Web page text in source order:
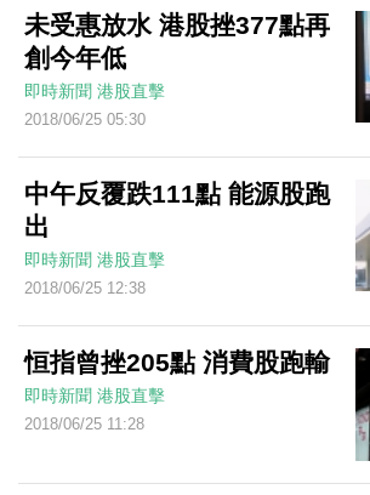
未受惠放水 港股挫377點再
創今年低
即時新聞 港股直擊
2018/06/25 05:30
中午反覆跌111點 能源股跑
出
即時新聞 港股直擊
2018/06/25 12:38
恒指曾挫205點 消費股跑輸
即時新聞 港股直擊
2018/06/25 11:28